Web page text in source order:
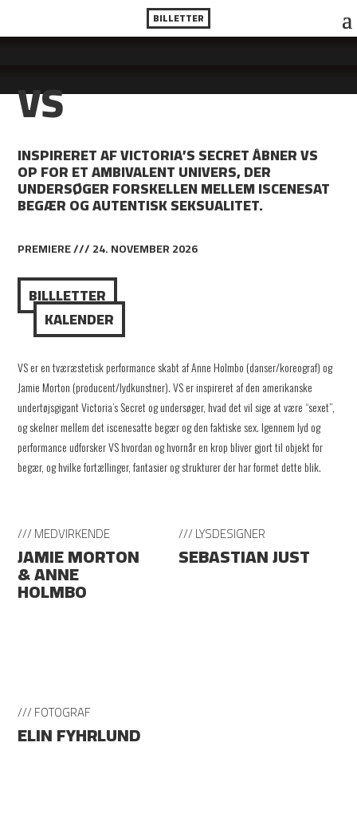
BILLETTER
VS
INSPIRERET AF VICTORIA’S SECRET ÅBNER VS
OP FOR ET AMBIVALENT UNIVERS, DER
UNDERSØGER FORSKELLEN MELLEM ISCENESAT
BEGÆR OG AUTENTISK SEKSUALITET.
PREMIERE /// 24. NOVEMBER 2026
BILLLETTER
KALENDER
VS er en tværæstetisk performance skabt af Anne Holmbo (danser/koreograf) og
Jamie Morton (producent/lydkunstner). VS er inspireret af den amerikanske
undertøjsgigant Victoria’s Secret og undersøger, hvad det vil sige at være “sexet”,
og skelner mellem det iscenesatte begær og den faktiske sex. Igennem lyd og
performance udforsker VS hvordan og hvornår en krop bliver gjort til objekt for
begær, og hvilke fortællinger, fantasier og strukturer der har formet dette blik.
/// MEDVIRKENDE
JAMIE MORTON
& ANNE
HOLMBO
/// LYSDESIGNER
SEBASTIAN JUST
/// FOTOGRAF
ELIN FYHRLUND